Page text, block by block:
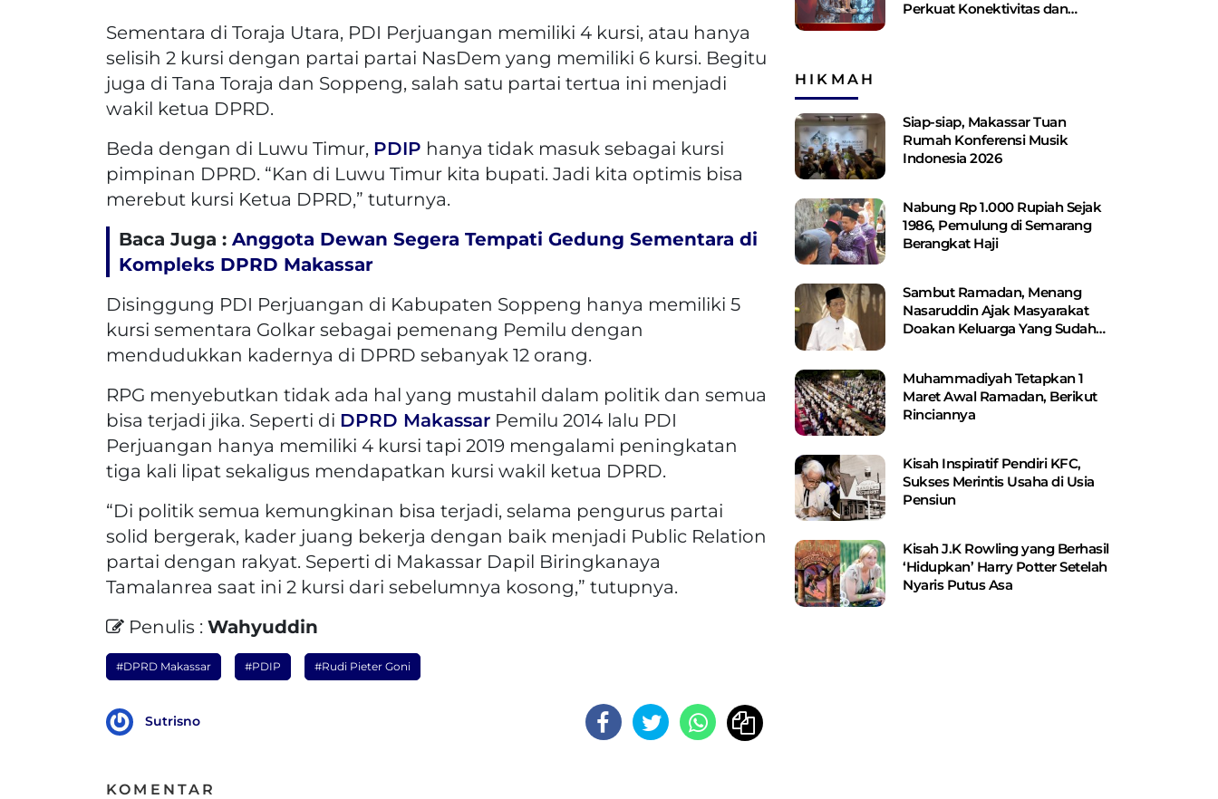
Sementara di Toraja Utara, PDI Perjuangan memiliki 4 kursi, atau hanya
selisih 2 kursi dengan partai partai NasDem yang memiliki 6 kursi. Begitu
juga di Tana Toraja dan Soppeng, salah satu partai tertua ini menjadi
wakil ketua DPRD.
Beda dengan di Luwu Timur, PDIP hanya tidak masuk sebagai kursi
pimpinan DPRD. “Kan di Luwu Timur kita bupati. Jadi kita optimis bisa
merebut kursi Ketua DPRD,” tuturnya.
Baca Juga : Anggota Dewan Segera Tempati Gedung Sementara di
Kompleks DPRD Makassar
Disinggung PDI Perjuangan di Kabupaten Soppeng hanya memiliki 5
kursi sementara Golkar sebagai pemenang Pemilu dengan
mendudukkan kadernya di DPRD sebanyak 12 orang.
RPG menyebutkan tidak ada hal yang mustahil dalam politik dan semua
bisa terjadi jika. Seperti di DPRD Makassar Pemilu 2014 lalu PDI
Perjuangan hanya memiliki 4 kursi tapi 2019 mengalami peningkatan
tiga kali lipat sekaligus mendapatkan kursi wakil ketua DPRD.
“Di politik semua kemungkinan bisa terjadi, selama pengurus partai
solid bergerak, kader juang bekerja dengan baik menjadi Public Relation
partai dengan rakyat. Seperti di Makassar Dapil Biringkanaya
Tamalanrea saat ini 2 kursi dari sebelumnya kosong,” tutupnya.
Penulis : Wahyuddin
#DPRD Makassar #PDIP #Rudi Pieter Goni
Sutrisno
KOMENTAR
Perkuat Konektivitas dan
HIKMAH
Siap-siap, Makassar Tuan
Rumah Konferensi Musik
Indonesia 2026
Nabung Rp 1.000 Rupiah Sejak
1986, Pemulung di Semarang
Berangkat Haji
Sambut Ramadan, Menang
Nasaruddin Ajak Masyarakat
Doakan Keluarga Yang Sudah
Muhammadiyah Tetapkan 1
Maret Awal Ramadan, Berikut
Rinciannya
Kisah Inspiratif Pendiri KFC,
Sukses Merintis Usaha di Usia
Pensiun
Kisah J.K Rowling yang Berhasil
‘Hidupkan’ Harry Potter Setelah
Nyaris Putus Asa